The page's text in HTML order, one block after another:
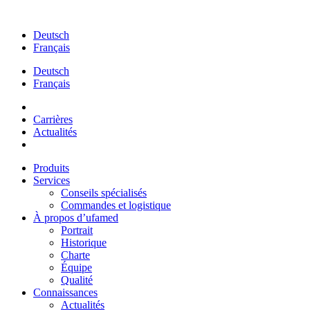
contenuDeutsch
Français
Deutsch
Français
Carrières
Actualités
Produits
Services
Conseils spécialisés
Commandes et logistique
À propos d’ufamed
Portrait
Historique
Charte
Équipe
Qualité
Connaissances
Actualités